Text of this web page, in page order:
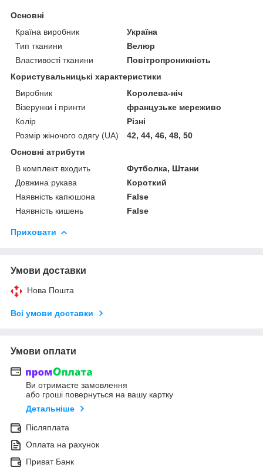
Основні
Країна виробник
Україна
Тип тканини
Велюр
Властивості тканини
Повітропроникність
Користувальницькі характеристики
Виробник
Королева-ніч
Візерунки і принти
французьке мереживо
Колір
Різні
Розмір жіночого одягу (UA)
42, 44, 46, 48, 50
Основні атрибути
В комплект входить
Футболка, Штани
Довжина рукава
Короткий
Наявність капюшона
False
Наявність кишень
False
Приховати
Умови доставки
Нова Пошта
Всі умови доставки
Умови оплати
Ви отримаєте замовлення
або гроші повернуться на вашу картку
Детальніше
Післяплата
Оплата на рахунок
Приват Банк